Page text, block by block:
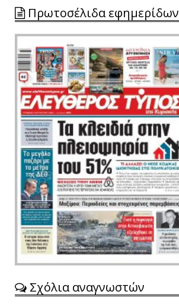
Πρωτοσέλιδα εφημερίδων
Σχόλια αναγνωστών